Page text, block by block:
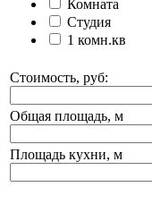
Комната
Студия
1 комн.кв
Стоимость, руб:
Общая площадь, м
Площадь кухни, м